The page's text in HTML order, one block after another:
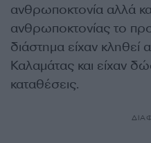
ανθρωποκτονία αλλά
ανθρωποκτονίας το
διάστημα είχαν κληθεί
Καλαμάτας και είχαν
καταθέσεις.